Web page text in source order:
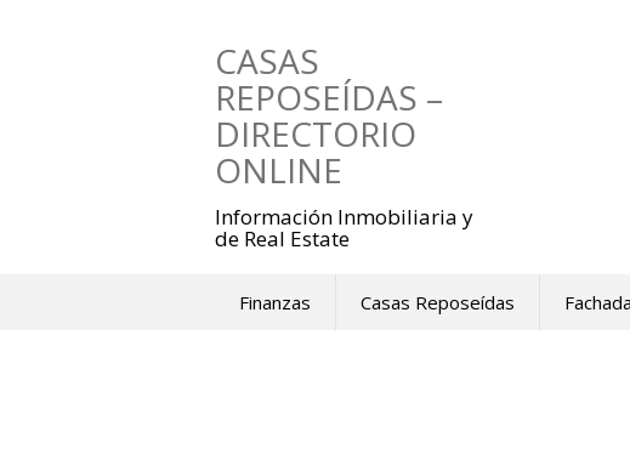
CASAS
REPOSEÍDAS –
DIRECTORIO
ONLINE
Información Inmobiliaria y
de Real Estate
Finanzas Casas Reposeídas